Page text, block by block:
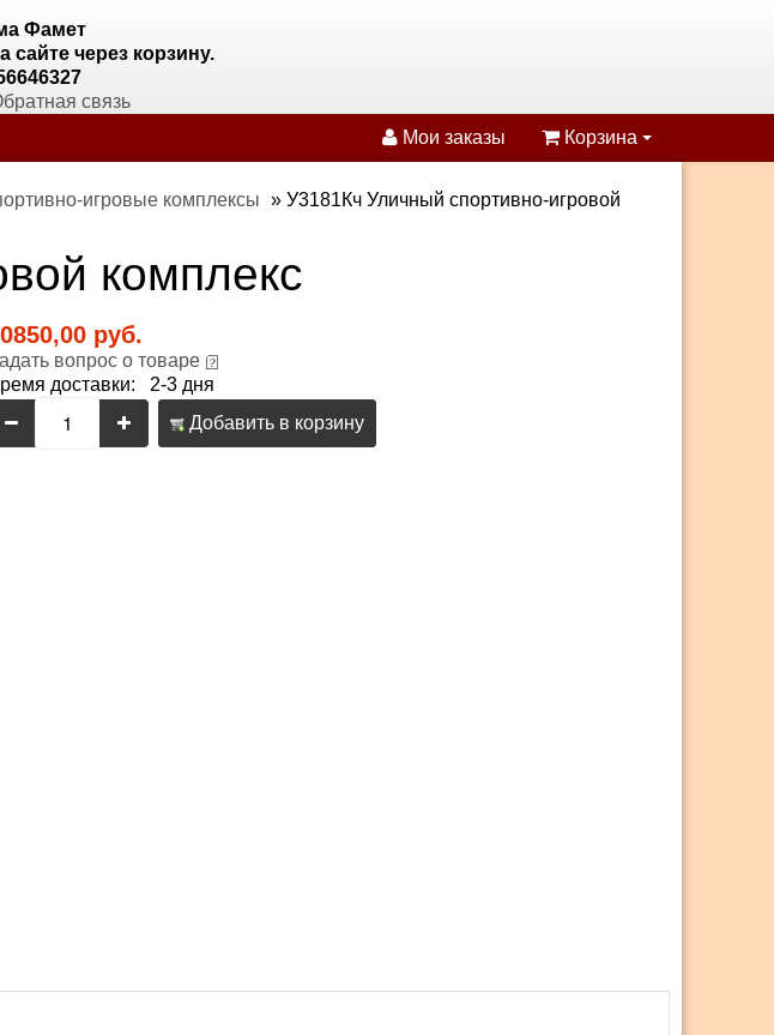
Фамет
сайте через корзину.
связь
Мои заказы Корзина
игровые комплексы » У3181Кч Уличный спортивно-игровой
комплекс
руб.
вопрос о товаре
доставки: 2-3 дня
Добавить в корзину